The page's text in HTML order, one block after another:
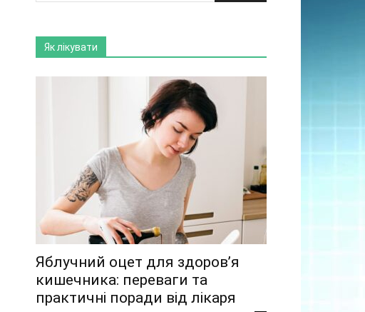
Як лікувати
Яблучний оцет для здоров’я
кишечника: переваги та
практичні поради від лікаря